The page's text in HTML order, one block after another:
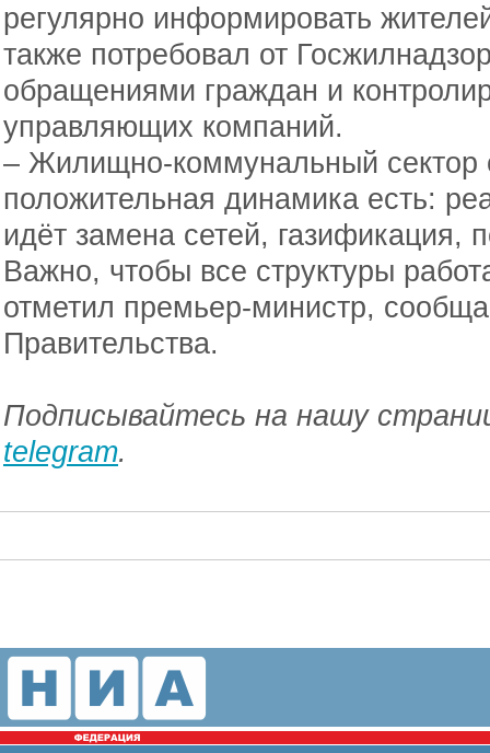
регулярно информировать
также потребовал от
обращениями граждан и
управляющих компаний.
– Жилищно-коммунальный
положительная динамика есть:
идёт замена сетей, газификация,
Важно, чтобы все структуры
отметил премьер-министр,
Правительства.
Подписывайтесь на нашу
telegram.